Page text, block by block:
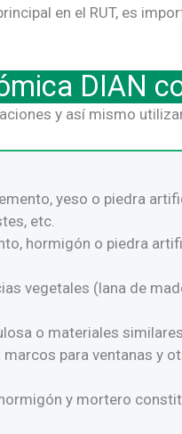
en el RUT, es
DIAN
y así mismo
yeso o piedra
etc.
hormigón o piedra
vegetales (lana de
o materiales
para ventanas y
y mortero